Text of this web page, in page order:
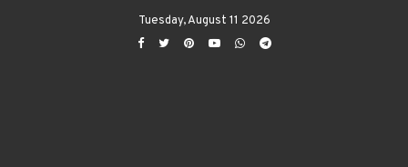
Tuesday, August 11 2026